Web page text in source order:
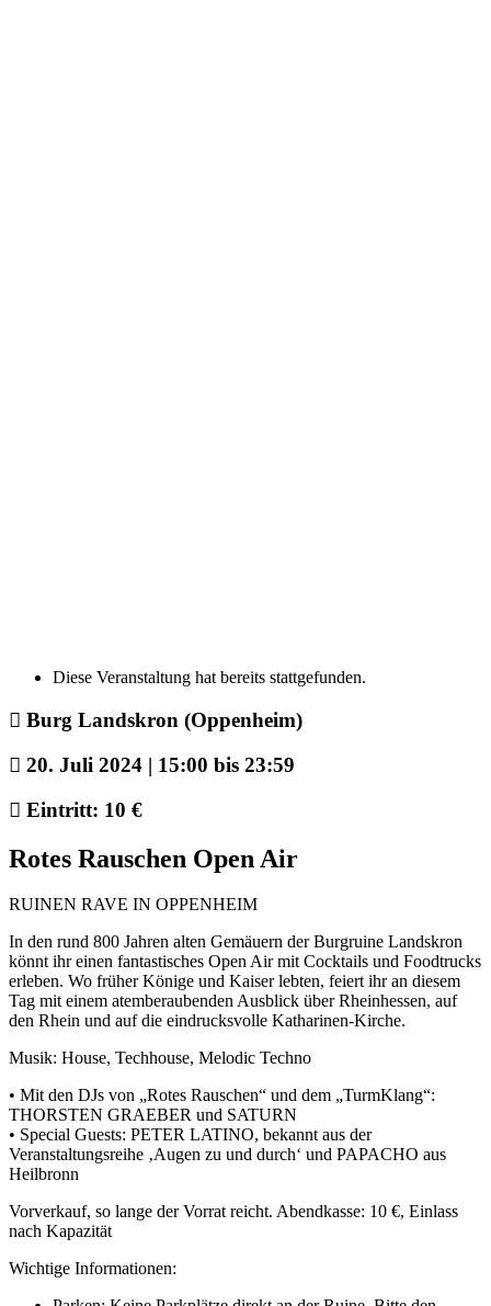
Diese Veranstaltung hat bereits stattgefunden.
Burg Landskron (Oppenheim)
20. Juli 2024 | 15:00 bis 23:59
Eintritt: 10 €
Rotes Rauschen Open Air
RUINEN RAVE IN OPPENHEIM
In den rund 800 Jahren alten Gemäuern der Burgruine Landskron
könnt ihr einen fantastisches Open Air mit Cocktails und Foodtrucks
erleben. Wo früher Könige und Kaiser lebten, feiert ihr an diesem
Tag mit einem atemberaubenden Ausblick über Rheinhessen, auf
den Rhein und auf die eindrucksvolle Katharinen-Kirche.
Musik: House, Techhouse, Melodic Techno
• Mit den DJs von „Rotes Rauschen“ und dem „TurmKlang“:
THORSTEN GRAEBER und SATURN
• Special Guests: PETER LATINO, bekannt aus der
Veranstaltungsreihe ‚Augen zu und durch‘ und PAPACHO aus
Heilbronn
Vorverkauf, so lange der Vorrat reicht. Abendkasse: 10 €, Einlass
nach Kapazität
Wichtige Informationen: